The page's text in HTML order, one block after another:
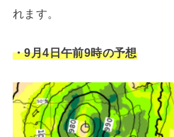
れます。
・9月4日午前9時の予想